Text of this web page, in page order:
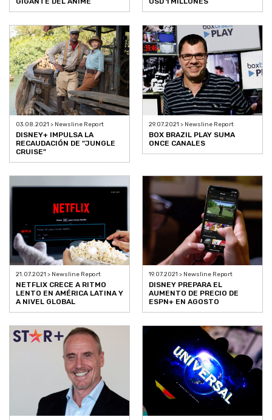
03.08.2021 > Newsline Report
DISNEY+ IMPULSA LA
RECAUDACIÓN DE "JUNGLE
CRUISE"
29.07.2021 > Newsline Report
BOX BRAZIL PLAY SUMA
ONCE CANALES
21.07.2021 > Newsline Report
NETFLIX CRECE A RITMO
LENTO EN AMÉRICA LATINA Y
A NIVEL GLOBAL
19.07.2021 > Newsline Report
DISNEY PREPARA EL
AUMENTO DE PRECIO DE
ESPN+ EN AGOSTO